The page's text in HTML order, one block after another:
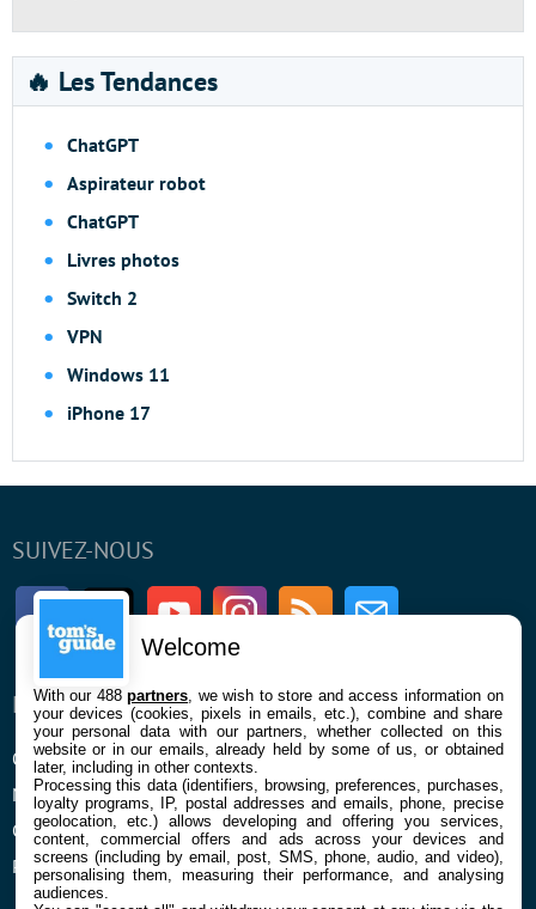
🔥 Les Tendances
ChatGPT
Aspirateur robot
ChatGPT
Livres photos
Switch 2
VPN
Windows 11
iPhone 17
SUIVEZ-NOUS
FacebookTwitter Youtube InstagramRSS Newsletter
ENTREPRISE
Qui sommes nous
Mentions légales et CGU
Confidentialité et Cookies
Préférences cookies
À PROPOS
La rédaction
Contact
Welcome
With our 488partners , we wish to store and access information on
your devices (cookies, pixels in emails, etc.), combine and share
your personal data with our partners, whether collected on this
website or in our emails, already held by some of us, or obtained
later, including in other contexts.
Processing this data (identifiers, browsing, preferences, purchases,
loyalty programs, IP, postal addresses and emails, phone, precise
geolocation, etc.) allows developing and offering you services,
content, commercial offers and ads across your devices and
screens (including by email, post, SMS, phone, audio, and video),
personalising them, measuring their performance, and analysing
audiences.